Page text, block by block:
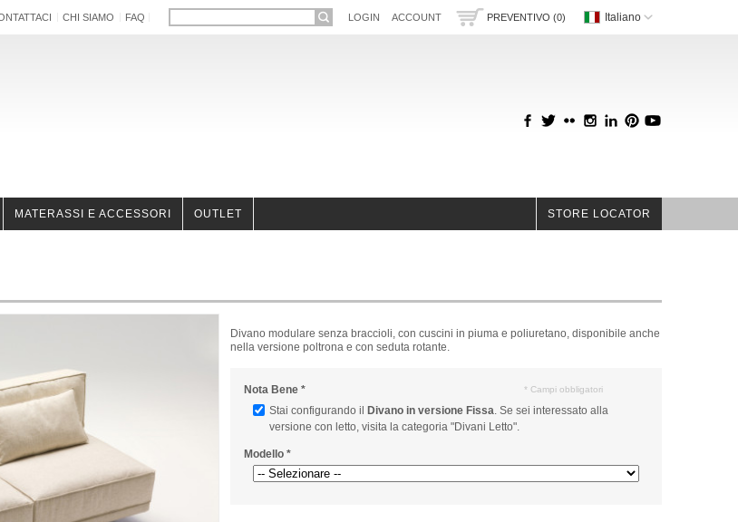
Italiano
PREVENTIVO (0)
LOGIN ACCOUNT
CHI SIAMO FAQ
MATERASSI E ACCESSORI OUTLET STORE LOCATOR
Divano modulare senza braccioli, con cuscini in piuma e poliuretano, disponibile anche
nella versione poltrona e con seduta rotante.
Nota Bene*
Stai configurando il
Divano in versione Fissa. Se sei interessato alla
versione con letto, visita la categoria "Divani Letto".
Modello*
* Campi obbligatori